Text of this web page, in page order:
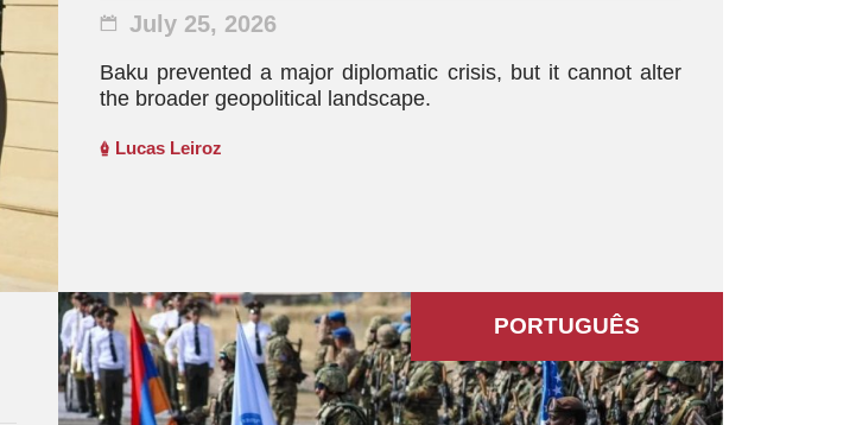
July 25, 2026
Baku prevented a major diplomatic crisis, but it cannot alter
the broader geopolitical landscape.
Lucas Leiroz
PORTUGUÊS